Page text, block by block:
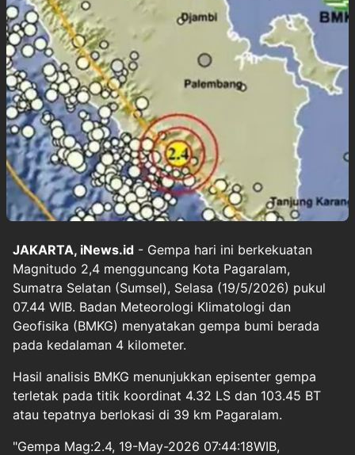
JAKARTA, iNews.id - Gempa hari ini berkekuatan
Magnitudo 2,4 mengguncang Kota Pagaralam,
Sumatra Selatan (Sumsel), Selasa (19/5/2026) pukul
07.44 WIB. Badan Meteorologi Klimatologi dan
Geofisika (BMKG) menyatakan gempa bumi berada
pada kedalaman 4 kilometer.
Hasil analisis BMKG menunjukkan episenter gempa
terletak pada titik koordinat 4.32 LS dan 103.45 BT
atau tepatnya berlokasi di 39 km Pagaralam.
"Gempa Mag:2.4, 19-May-2026 07:44:18WIB,